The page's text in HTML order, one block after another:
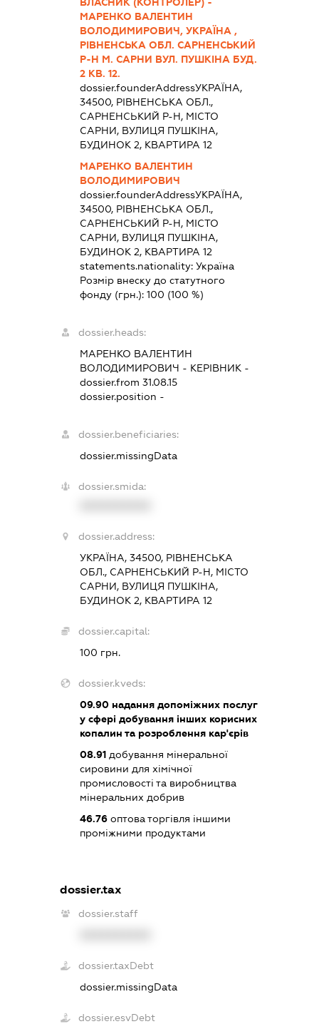
МАРЕНКО ВАЛЕНТИН
ВОЛОДИМИРОВИЧ, УКРАЇНА ,
РІВНЕНСЬКА ОБЛ. САРНЕНСЬКИЙ
Р-Н М. САРНИ ВУЛ. ПУШКІНА БУД.
2 КВ. 12.
dossier.founderAddressУКРАЇНА,
34500, РІВНЕНСЬКА ОБЛ.,
САРНЕНСЬКИЙ Р-Н, МІСТО
САРНИ, ВУЛИЦЯ ПУШКІНА,
БУДИНОК 2, КВАРТИРА 12
МАРЕНКО ВАЛЕНТИН
ВОЛОДИМИРОВИЧ
dossier.founderAddressУКРАЇНА,
34500, РІВНЕНСЬКА ОБЛ.,
САРНЕНСЬКИЙ Р-Н, МІСТО
САРНИ, ВУЛИЦЯ ПУШКІНА,
БУДИНОК 2, КВАРТИРА 12
statements.nationality: Україна
Розмір внеску до статутного
фонду (грн.): 100 (100 %)
dossier.heads:
МАРЕНКО ВАЛЕНТИН
ВОЛОДИМИРОВИЧ - КЕРІВНИК -
dossier.from 31.08.15
dossier.position -
dossier.beneficiaries:
dossier.missingData
dossier.smida:
dossier.address:
УКРАЇНА, 34500, РІВНЕНСЬКА
ОБЛ., САРНЕНСЬКИЙ Р-Н, МІСТО
САРНИ, ВУЛИЦЯ ПУШКІНА,
БУДИНОК 2, КВАРТИРА 12
dossier.capital:
100 грн.
dossier.kveds:
09.90надання допоміжних послуг
у сфері добування інших корисних
копалин та розроблення кар'єрів
08.91добування мінеральної
сировини для хімічної
промисловості та виробництва
мінеральних добрив
46.76оптова торгівля іншими
проміжними продуктами
dossier.tax
dossier.staff
dossier.taxDebt
dossier.missingData
dossier.esvDebt